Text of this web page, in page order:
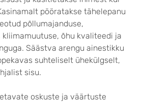
pööratakse tähelepanu
põllumajanduse,
õhu kvaliteedi ja
Säästva arengu ainestikku
suhteliselt ühekülgselt,
sisu.
oskuste ja väärtuste